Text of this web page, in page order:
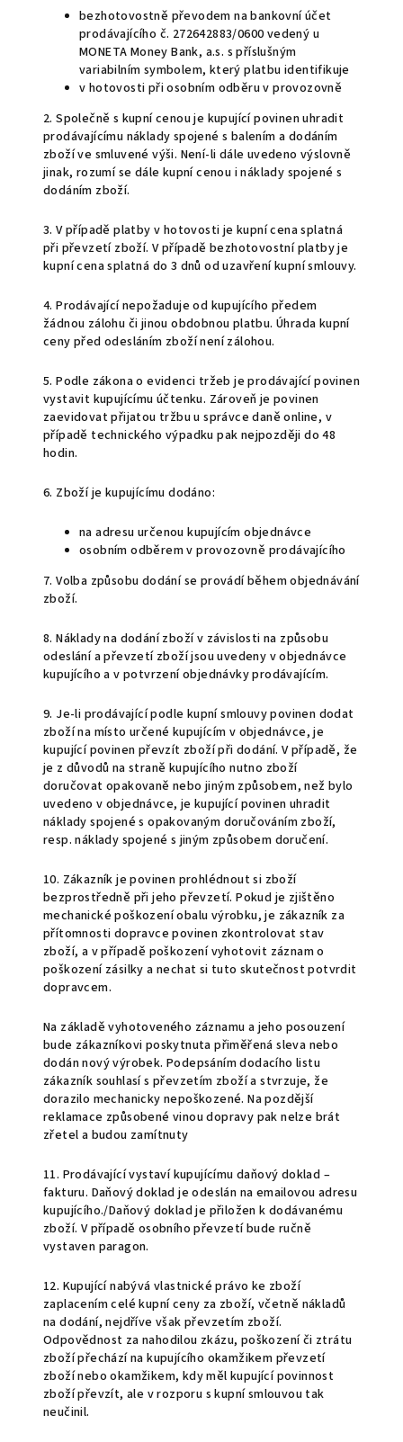
bezhotovostně převodem na bankovní účet
prodávajícího č. 272642883/0600 vedený u
MONETA Money Bank, a.s. s příslušným
variabilním symbolem, který platbu identifikuje
v hotovosti při osobním odběru v provozovně
2. Společně s kupní cenou je kupující povinen uhradit
prodávajícímu náklady spojené s balením a dodáním
zboží ve smluvené výši. Není-li dále uvedeno výslovně
jinak, rozumí se dále kupní cenou i náklady spojené s
dodáním zboží.
3. V případě platby v hotovosti je kupní cena splatná
při převzetí zboží. V případě bezhotovostní platby je
kupní cena splatná do 3 dnů od uzavření kupní smlouvy.
4. Prodávající nepožaduje od kupujícího předem
žádnou zálohu či jinou obdobnou platbu. Úhrada kupní
ceny před odesláním zboží není zálohou.
5. Podle zákona o evidenci tržeb je prodávající povinen
vystavit kupujícímu účtenku. Zároveň je povinen
zaevidovat přijatou tržbu u správce daně online, v
případě technického výpadku pak nejpozději do 48
hodin.
6. Zboží je kupujícímu dodáno:
na adresu určenou kupujícím objednávce
osobním odběrem v provozovně prodávajícího
7. Volba způsobu dodání se provádí během objednávání
zboží.
8. Náklady na dodání zboží v závislosti na způsobu
odeslání a převzetí zboží jsou uvedeny v objednávce
kupujícího a v potvrzení objednávky prodávajícím.
9. Je-li prodávající podle kupní smlouvy povinen dodat
zboží na místo určené kupujícím v objednávce, je
kupující povinen převzít zboží při dodání. V případě, že
je z důvodů na straně kupujícího nutno zboží
doručovat opakovaně nebo jiným způsobem, než bylo
uvedeno v objednávce, je kupující povinen uhradit
náklady spojené s opakovaným doručováním zboží,
resp. náklady spojené s jiným způsobem doručení.
10. Zákazník je povinen prohlédnout si zboží
bezprostředně při jeho převzetí. Pokud je zjištěno
mechanické poškození obalu výrobku, je zákazník za
přítomnosti dopravce povinen zkontrolovat stav
zboží, a v případě poškození vyhotovit záznam o
poškození zásilky a nechat si tuto skutečnost potvrdit
dopravcem.
Na základě vyhotoveného záznamu a jeho posouzení
bude zákazníkovi poskytnuta přiměřená sleva nebo
dodán nový výrobek. Podepsáním dodacího listu
zákazník souhlasí s převzetím zboží a stvrzuje, že
dorazilo mechanicky nepoškozené. Na pozdější
reklamace způsobené vinou dopravy pak nelze brát
zřetel a budou zamítnuty
11. Prodávající vystaví kupujícímu daňový doklad –
fakturu. Daňový doklad je odeslán na emailovou adresu
kupujícího./Daňový doklad je přiložen k dodávanému
zboží. V případě osobního převzetí bude ručně
vystaven paragon.
12. Kupující nabývá vlastnické právo ke zboží
zaplacením celé kupní ceny za zboží, včetně nákladů
na dodání, nejdříve však převzetím zboží.
Odpovědnost za nahodilou zkázu, poškození či ztrátu
zboží přechází na kupujícího okamžikem převzetí
zboží nebo okamžikem, kdy měl kupující povinnost
zboží převzít, ale v rozporu s kupní smlouvou tak
neučinil.